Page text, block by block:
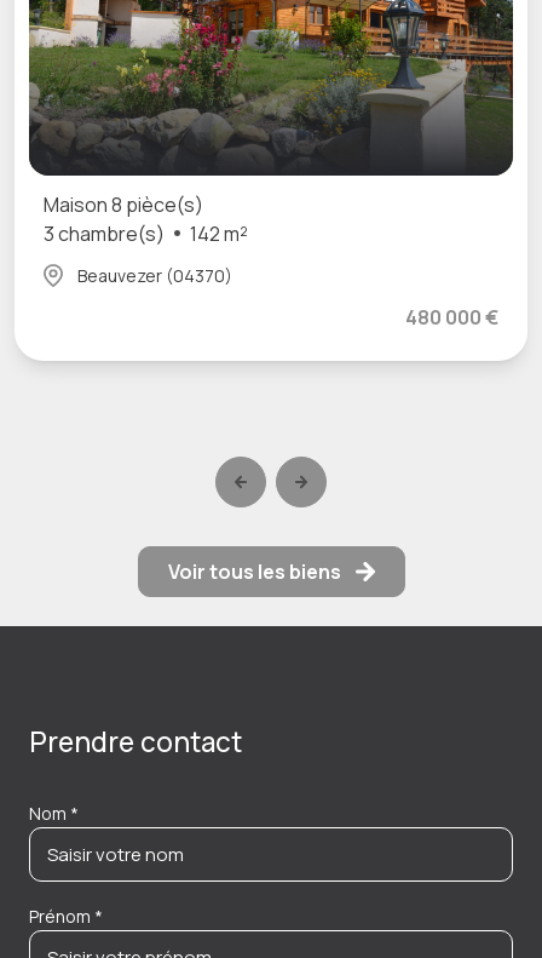
Maison 8 pièce(s)
3 chambre(s)
142 m²
Beauvezer (04370)
480 000 €
Voir tous les biens
Prendre contact
Nom *
Prénom *